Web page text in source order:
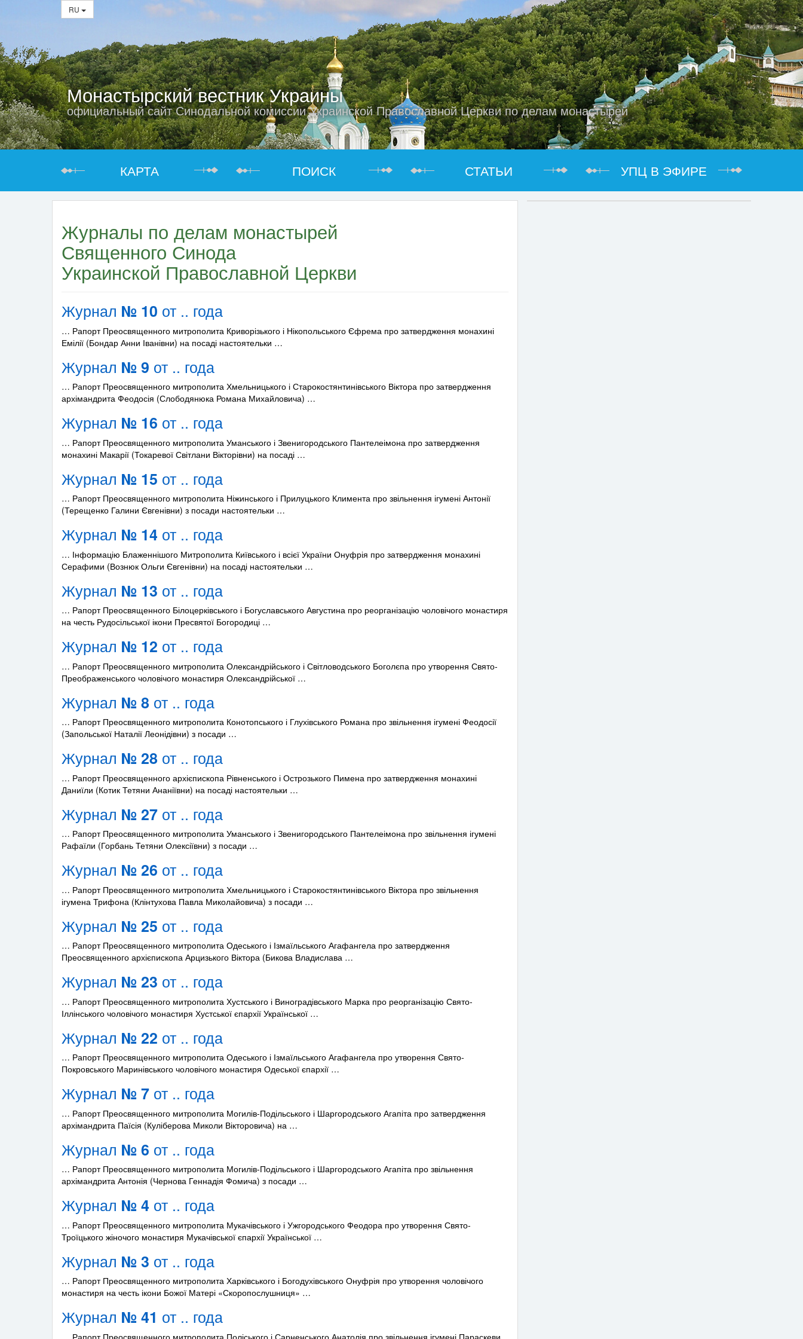
RU
Монастырский вестник Украины
официальный сайт Синодальной комиссии Украинской Православной Церкви по делам монастырей
КАРТА ПОИСК СТАТЬИ УПЦ В ЭФИРЕ
Журналы по делам монастырей
Священного Синода
Украинской Православной Церкви
Журнал № 10 от .. года
… Рапорт Преосвященного митрополита Криворізького і Нікопольського Єфрема про затвердження монахині
Емілії (Бондар Анни Іванівни) на посаді настоятельки …
Журнал № 9 от .. года
… Рапорт Преосвященного митрополита Хмельницького і Старокостянтинівського Віктора про затвердження
архімандрита Феодосія (Слободянюка Романа Михайловича) …
Журнал № 16 от .. года
… Рапорт Преосвященного митрополита Уманського і Звенигородського Пантелеімона про затвердження
монахині Макарії (Токаревої Світлани Вікторівни) на посаді …
Журнал № 15 от .. года
… Рапорт Преосвященного митрополита Ніжинського і Прилуцького Климента про звільнення ігумені Антонії
(Терещенко Галини Євгенівни) з посади настоятельки …
Журнал № 14 от .. года
… Інформацію Блаженнішого Митрополита Київського і всієї України Онуфрія про затвердження монахині
Серафими (Вознюк Ольги Євгенівни) на посаді настоятельки …
Журнал № 13 от .. года
… Рапорт Преосвященного Білоцерківського і Богуславського Августина про реорганізацію чоловічого монастиря
на честь Рудосільської ікони Пресвятої Богородиці …
Журнал № 12 от .. года
… Рапорт Преосвященного митрополита Олександрійського і Світловодського Боголєпа про утворення Свято-
Преображенського чоловічого монастиря Олександрійської …
Журнал № 8 от .. года
… Рапорт Преосвященного митрополита Конотопського і Глухівського Романа про звільнення ігумені Феодосії
(Запольської Наталії Леонідівни) з посади …
Журнал № 28 от .. года
… Рапорт Преосвященного архієпископа Рівненського і Острозького Пимена про затвердження монахині
Даниїли (Котик Тетяни Ананіївни) на посаді настоятельки …
Журнал № 27 от .. года
… Рапорт Преосвященного митрополита Уманського і Звенигородського Пантелеімона про звільнення ігумені
Рафаїли (Горбань Тетяни Олексіївни) з посади …
Журнал № 26 от .. года
… Рапорт Преосвященного митрополита Хмельницького і Старокостянтинівського Віктора про звільнення
ігумена Трифона (Клінтухова Павла Миколайовича) з посади …
Журнал № 25 от .. года
… Рапорт Преосвященного митрополита Одеського і Ізмаїльського Агафангела про затвердження
Преосвященного архієпископа Арцизького Віктора (Бикова Владислава …
Журнал № 23 от .. года
… Рапорт Преосвященного митрополита Хустського і Виноградівського Марка про реорганізацію Свято-
Іллінського чоловічого монастиря Хустської єпархії Української …
Журнал № 22 от .. года
… Рапорт Преосвященного митрополита Одеського і Ізмаїльського Агафангела про утворення Свято-
Покровського Маринівського чоловічого монастиря Одеської єпархії …
Журнал № 7 от .. года
… Рапорт Преосвященного митрополита Могилів-Подільського і Шаргородського Агапіта про затвердження
архімандрита Паїсія (Куліберова Миколи Вікторовича) на …
Журнал № 6 от .. года
… Рапорт Преосвященного митрополита Могилів-Подільського і Шаргородського Агапіта про звільнення
архімандрита Антонія (Чернова Геннадія Фомича) з посади …
Журнал № 4 от .. года
… Рапорт Преосвященного митрополита Мукачівського і Ужгородського Феодора про утворення Свято-
Троїцького жіночого монастиря Мукачівської єпархії Української …
Журнал № 3 от .. года
… Рапорт Преосвященного митрополита Харківського і Богодухівського Онуфрія про утворення чоловічого
монастиря на честь ікони Божої Матері «Скоропослушниця» …
Журнал № 41 от .. года
… Рапорт Преосвященного митрополита Поліського і Сарненського Анатолія про звільнення ігумені Параскеви